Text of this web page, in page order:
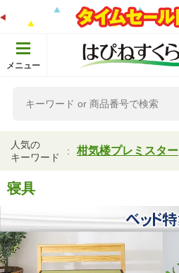
メニュー
人気の
キーワード
柑気楼プレミスター
寝具